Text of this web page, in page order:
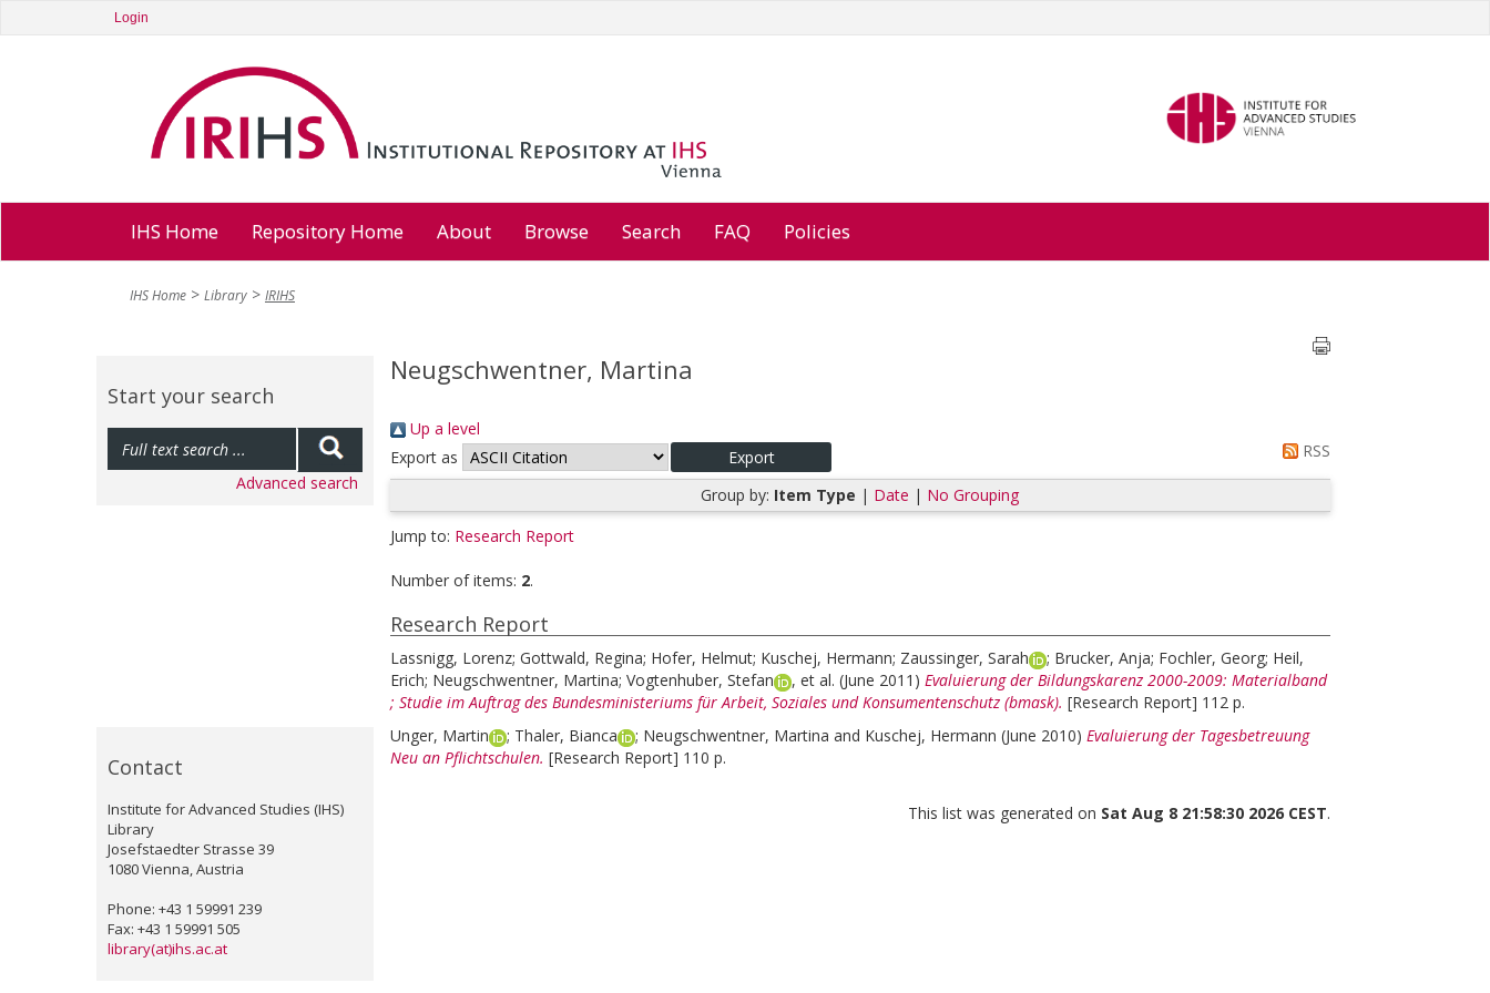
Login
IHS Home Repository Home About Browse Search FAQ Policies
IHS Home Library IRIHS
Start your search
Advanced search
Contact
Institute for Advanced Studies (IHS)
Library
Josefstaedter Strasse 39
1080 Vienna, Austria
Phone: +43 1 59991 239
Fax: +43 1 59991 505
library(at)ihs.ac.at
Neugschwentner, Martina
Up a level
Export as
RSS
Group by: Item Type | Date | No Grouping
Jump to: Research Report
Number of items: 2.
Research Report
Lassnigg, Lorenz; Gottwald, Regina; Hofer, Helmut; Kuschej, Hermann; Zaussinger, Sarah ; Brucker, Anja; Fochler, Georg; Heil,
Erich; Neugschwentner, Martina; Vogtenhuber, Stefan , et al. (June 2011) Evaluierung der Bildungskarenz 2000-2009: Materialband
; Studie im Auftrag des Bundesministeriums für Arbeit, Soziales und Konsumentenschutz (bmask). [Research Report] 112 p.
Unger, Martin
; Thaler, Bianca ; Neugschwentner, Martina and Kuschej, Hermann (June 2010) Evaluierung der Tagesbetreuung
Neu an Pflichtschulen. [Research Report] 110 p.
This list was generated on Sat Aug 8 21:58:30 2026 CEST.